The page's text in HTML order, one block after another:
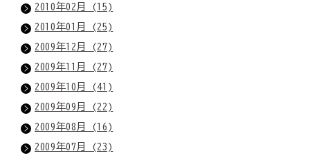
2010年02月 (15)
2010年01月 (25)
2009年12月 (27)
2009年11月 (27)
2009年10月 (41)
2009年09月 (22)
2009年08月 (16)
2009年07月 (23)